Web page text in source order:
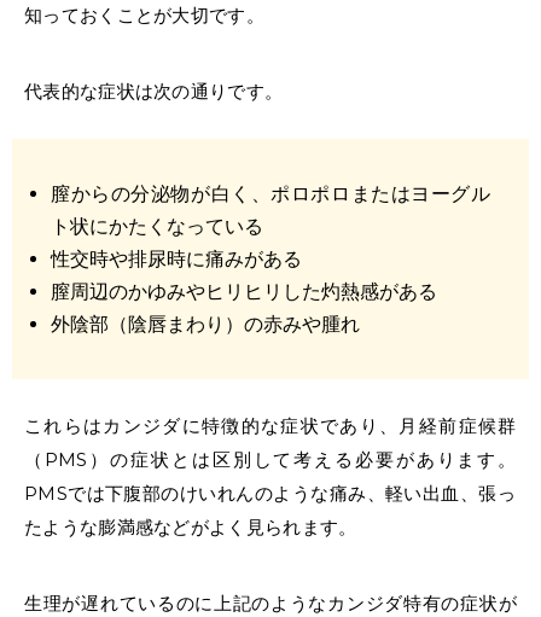
知っておくことが大切です。
代表的な症状は次の通りです。
膣からの分泌物が白く、ポロポロまたはヨーグル
ト状にかたくなっている
性交時や排尿時に痛みがある
膣周辺のかゆみやヒリヒリした灼熱感がある
外陰部（陰唇まわり）の赤みや腫れ
これらはカンジダに特徴的な症状であり、月経前症候群
（PMS）の症状とは区別して考える必要があります。
PMSでは下腹部のけいれんのような痛み、軽い出血、張っ
たような膨満感などがよく見られます。
生理が遅れているのに上記のようなカンジダ特有の症状が